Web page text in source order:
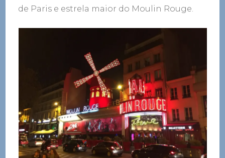
de Paris e estrela maior do Moulin Rouge.